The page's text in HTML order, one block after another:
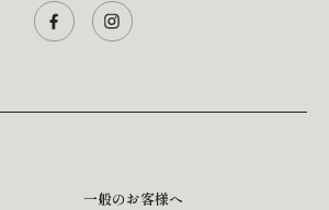
一般のお客様へ